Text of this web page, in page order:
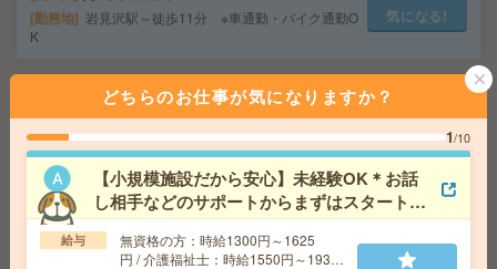
勤務地
岩見沢駅～徒歩11分 ※車通勤・バイク通勤O
K
気になる!
最大27名！10月！研修後完全在宅！大手×面接日程調整
[派遣]
給 与
時給1400円 月収例 217,000円+残業代 ◆
在宅手当（200円/日）支給あり♪
交通費 全額支給
勤務地 さっぽろ駅徒歩3分、札幌駅徒歩3分 ※駅直結
オフィス！駅直結！
気になる!
どちらのお仕事が気になりますか？
1/10
【小規模施設だから安心】未経験OK＊お話
し相手などのサポートからまずはスタート！
[派遣]
給与
無資格の方：時給1300円～1625
円 / 介護福祉士：時給1550円～1937